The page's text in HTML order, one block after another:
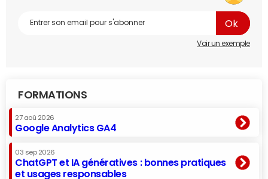
Voir un exemple
FORMATIONS
27 aoû 2026
Google Analytics GA4
03 sep 2026
ChatGPT et IA génératives : bonnes pratiques
et usages responsables